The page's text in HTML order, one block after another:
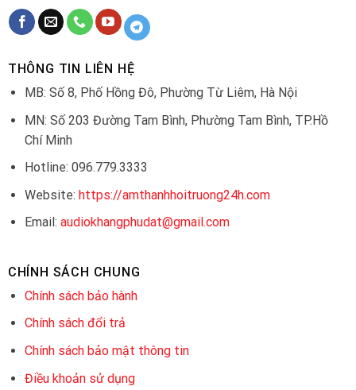
THÔNG TIN LIÊN HỆ
MB: Số 8, Phố Hồng Đô, Phường Từ Liêm, Hà Nội
MN: Số 203 Đường Tam Bình, Phường Tam Bình, TP.Hồ
Chí Minh
Hotline: 096.779.3333
Website: https://amthanhhoitruong24h.com
Email: audiokhangphudat@gmail.com
CHÍNH SÁCH CHUNG
Chính sách bảo hành
Chính sách đổi trả
Chính sách bảo mật thông tin
Điều khoản sử dụng